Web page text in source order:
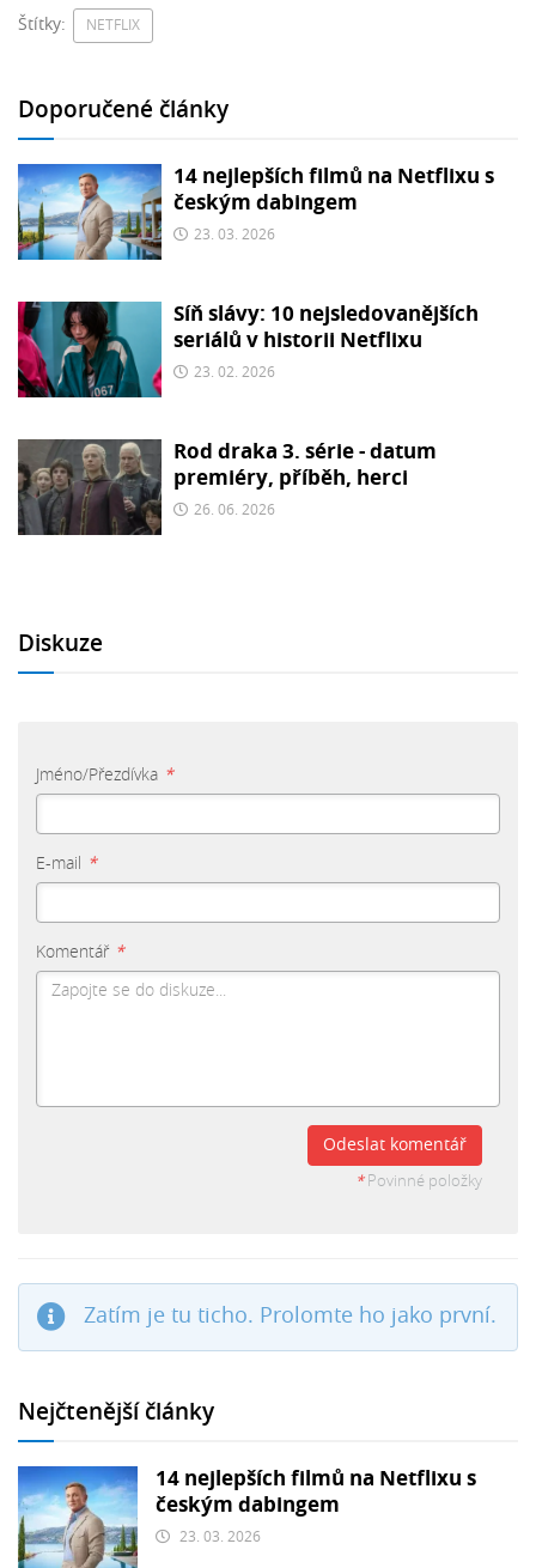
Štítky: NETFLIX
Doporučené články
14 nejlepších filmů na Netflixu s
českým dabingem
23. 03. 2026
Síň slávy: 10 nejsledovanějších
seriálů v historii Netflixu
23. 02. 2026
Rod draka 3. série - datum
premiéry, příběh, herci
26. 06. 2026
Diskuze
Jméno/Přezdívka *
E-mail *
Komentář *
Odeslat komentář
*Povinné položky
Zatím je tu ticho. Prolomte ho jako první.
Nejčtenější články
14 nejlepších filmů na Netflixu s
českým dabingem
23. 03. 2026